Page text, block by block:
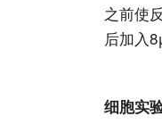
之前使
后加入
细胞实